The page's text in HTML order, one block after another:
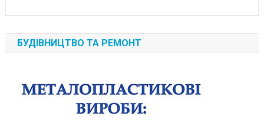
БУДІВНИЦТВО ТА РЕМОНТ